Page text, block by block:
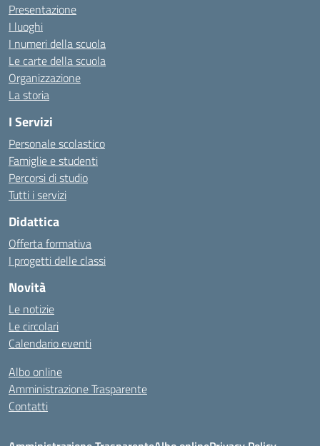
Presentazione
I luoghi
I numeri della scuola
Le carte della scuola
Organizzazione
La storia
I Servizi
Personale scolastico
Famiglie e studenti
Percorsi di studio
Tutti i servizi
Didattica
Offerta formativa
I progetti delle classi
Novità
Le notizie
Le circolari
Calendario eventi
Albo online
Amministrazione Trasparente
Contatti